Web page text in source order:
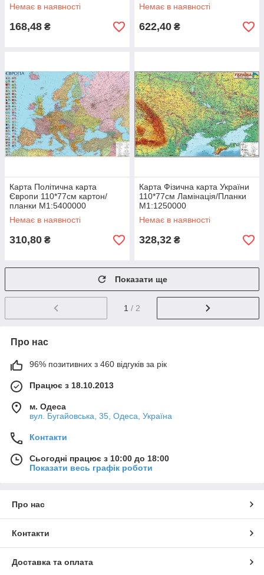
Немає в наявності
168,48 ₴
Немає в наявності
622,40 ₴
Карта Політична карта
Європи 110*77см картон/
планки М1:5400000
Немає в наявності
310,80 ₴
Карта Фізична карта України
110*77см Ламінація/Планки
М1:1250000
Немає в наявності
328,32 ₴
Показати ще
1 / 2
Про нас
96% позитивних з 460 відгуків за рік
Працює з 18.10.2013
м. Одеса
вул. Бугайовська, 35, Одеса, Україна
Контакти
Сьогодні працює з 10:00 до 18:00
Показати весь графік роботи
Про нас
Контакти
Доставка та оплата